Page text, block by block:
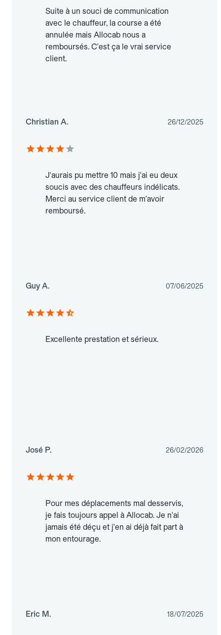
Suite à un souci de communication
avec le chauffeur, la course a été
annulée mais Allocab nous a
remboursés. C'est ça le vrai service
client.
Christian A. 26/12/2025
J'aurais pu mettre 10 mais j'ai eu deux
soucis avec des chauffeurs indélicats.
Merci au service client de m'avoir
remboursé.
Guy A. 07/06/2025
Excellente prestation et sérieux.
José P. 26/02/2026
Pour mes déplacements mal desservis,
je fais toujours appel à Allocab. Je n'ai
jamais été déçu et j'en ai déjà fait part à
mon entourage.
Eric M. 18/07/2025